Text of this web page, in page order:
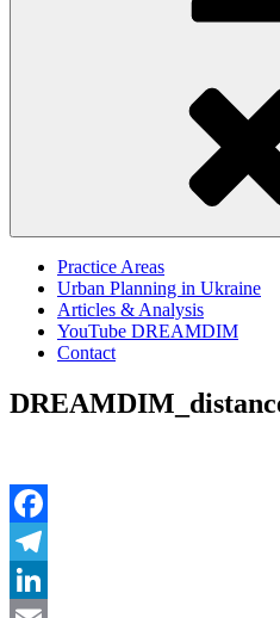
Practice Areas
Urban Planning in Ukraine
Articles & Analysis
YouTube DREAMDIM
Contact
Facebook
Telegram